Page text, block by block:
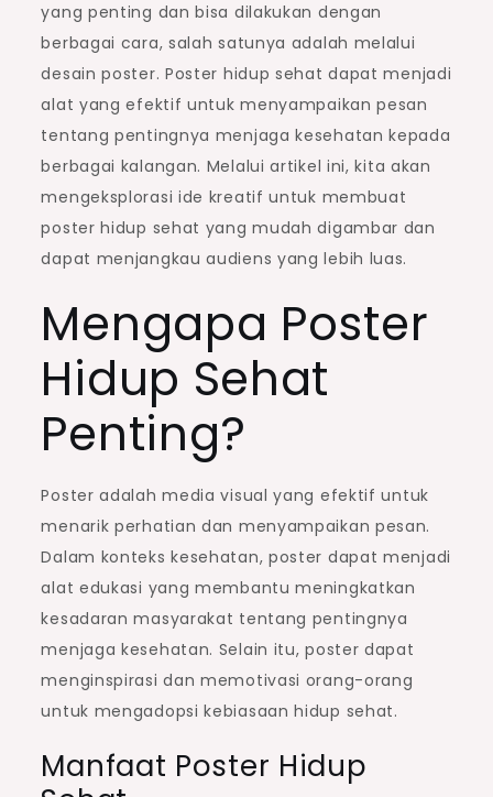
yang penting dan bisa dilakukan dengan
berbagai cara, salah satunya adalah melalui
desain poster. Poster hidup sehat dapat menjadi
alat yang efektif untuk menyampaikan pesan
tentang pentingnya menjaga kesehatan kepada
berbagai kalangan. Melalui artikel ini, kita akan
mengeksplorasi ide kreatif untuk membuat
poster hidup sehat yang mudah digambar dan
dapat menjangkau audiens yang lebih luas.
Mengapa Poster
Hidup Sehat
Penting?
Poster adalah media visual yang efektif untuk
menarik perhatian dan menyampaikan pesan.
Dalam konteks kesehatan, poster dapat menjadi
alat edukasi yang membantu meningkatkan
kesadaran masyarakat tentang pentingnya
menjaga kesehatan. Selain itu, poster dapat
menginspirasi dan memotivasi orang-orang
untuk mengadopsi kebiasaan hidup sehat.
Manfaat Poster Hidup